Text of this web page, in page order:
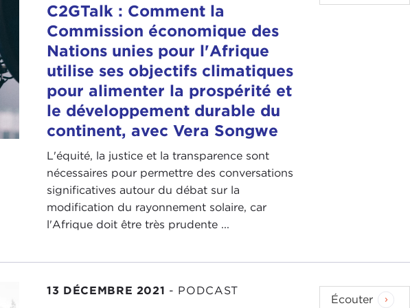
C2GTalk : Comment la
Commission économique des
Nations unies pour l'Afrique
utilise ses objectifs climatiques
pour alimenter la prospérité et
le développement durable du
continent, avec Vera Songwe
L'équité, la justice et la transparence sont
nécessaires pour permettre des conversations
significatives autour du débat sur la
modification du rayonnement solaire, car
l'Afrique doit être très prudente ...
13 DÉCEMBRE 2021 - PODCAST
Écouter